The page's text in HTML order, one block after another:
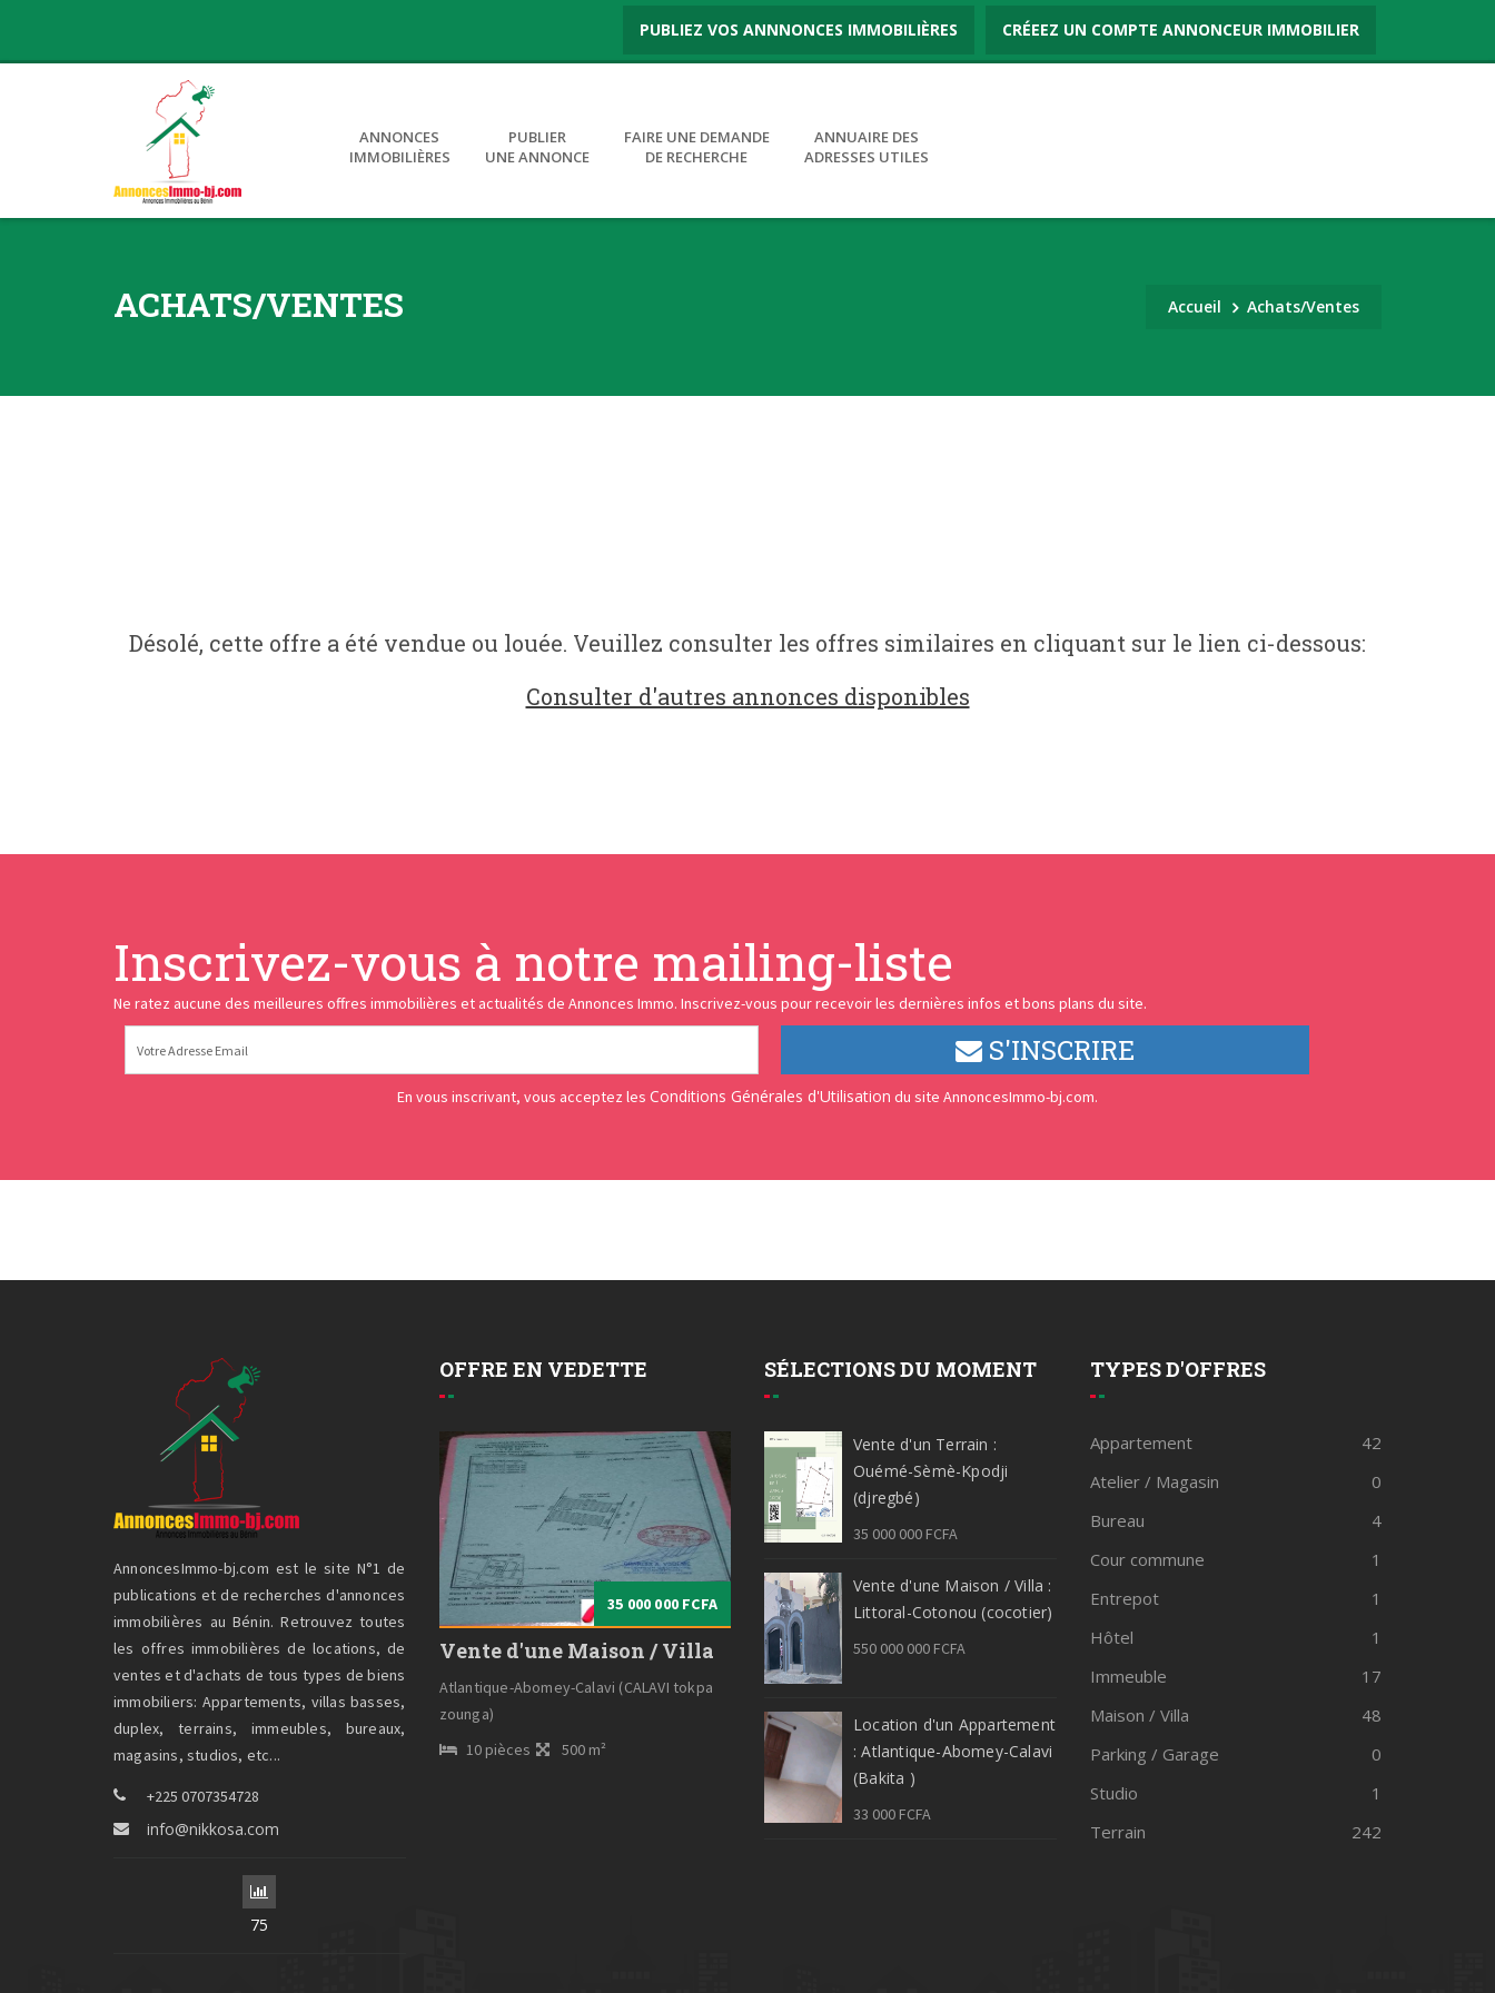
CRÉEEZ UN COMPTE ANNONCEUR IMMOBILIER
PUBLIEZ VOS ANNNONCES IMMOBILIÈRES
ANNONCES
IMMOBILIÈRES
PUBLIER
UNE ANNONCE
FAIRE UNE DEMANDE
DE RECHERCHE
ANNUAIRE DES
ADRESSES UTILES
ACHATS/VENTES Accueil Achats/Ventes
Désolé, cette offre a été vendue ou louée. Veuillez consulter les offres similaires en cliquant sur le lien ci-dessous:
Consulter d'autres annonces disponibles
Inscrivez-vous à notre mailing-liste
Ne ratez aucune des meilleures offres immobilières et actualités de Annonces Immo. Inscrivez-vous pour recevoir les dernières infos et bons plans du site.
S'INSCRIRE
En vous inscrivant, vous acceptez les Conditions Générales d'Utilisation du site AnnoncesImmo-bj.com.
AnnoncesImmo-bj.com est le site N°1 de
publications et de recherches d'annonces
immobilières au Bénin. Retrouvez toutes
les offres immobilières de locations, de
ventes et d'achats de tous types de biens
immobiliers: Appartements, villas basses,
duplex, terrains, immeubles, bureaux,
magasins, studios, etc...
+225 0707354728
info@nikkosa.com
75
OFFRE EN VEDETTE
35 000 000 FCFA
Vente d'une Maison / Villa
Atlantique-Abomey-Calavi (CALAVI tokpa
zounga)
10 pièces
500 m²
SÉLECTIONS DU MOMENT
Vente d'un Terrain :
Ouémé-Sèmè-Kpodji
(djregbé)
35 000 000 FCFA
Vente d'une Maison / Villa :
Littoral-Cotonou (cocotier)
550 000 000 FCFA
Location d'un Appartement
: Atlantique-Abomey-Calavi
(Bakita )
33 000 FCFA
TYPES D'OFFRES
Appartement
42
Atelier / Magasin
0
Bureau
4
Cour commune
1
Entrepot
1
Hôtel
1
Immeuble
17
Maison / Villa
48
Parking / Garage
0
Studio
1
Terrain
242